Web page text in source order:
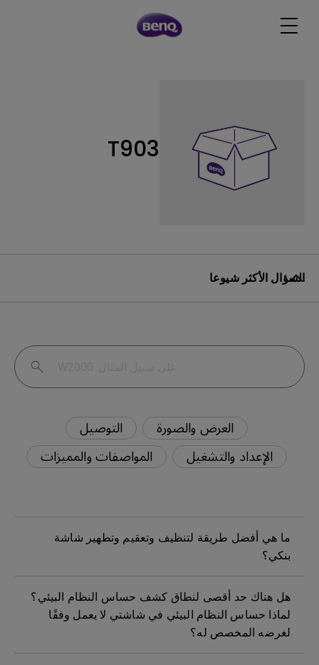
T903
السؤال الأكثر شيوعا
العرض والصورة
التوصيل
الإعداد والتشغيل
المواصفات والمميزات
ما هي أفضل طريقة لتنظيف وتعقيم وتطهير شاشة
بنكي؟
هل هناك حد أقصى لنطاق كشف حساس النظام البيئي؟
لماذا حساس النظام البيئي في شاشتي لا يعمل وفقًا
لغرضه المخصص له؟